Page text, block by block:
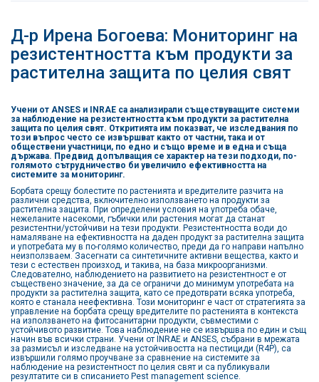
Д-р Ирена Богоева: Мониторинг на
резистентността към продукти за
растителна защита по целия свят
Учени от ANSES и INRAE са анализирали съществуващите системи
за наблюдение на резистентността към продукти за растителна
защита по целия свят. Откритията им показват, че изследвания по
този въпрос често се извършват както от частни, така и от
обществени участници, по едно и също време и в една и съща
държава. Предвид допълващия се характер на тези подходи, по-
голямото сътрудничество би увеличило ефективността на
системите за мониторинг.
Борбата срещу болестите по растенията и вредителите разчита на
различни средства, включително използването на продукти за
растителна защита. При определени условия на употреба обаче,
нежеланите насекоми, гъбички или растения могат да станат
резистентни/устойчиви на тези продукти. Резистентността води до
намаляване на ефективността на даден продукт за растителна защита
и употребата му в по-голямо количество, преди да го направи напълно
неизползваем. Засегнати са синтетичните активни вещества, както и
тези с естествен произход, и такива, на база микроорганизми.
Следователно, наблюдението на развитието на резистентност е от
съществено значение, за да се ограничи до минимум употребата на
продукти за растителна защита, като се предотврати всяка употреба,
която е станала неефективна. Този мониторинг е част от стратегията за
управление на борбата срещу вредителите по растенията в контекста
на използването на фитосанитарни продукти, съвместими с
устойчивото развитие. Това наблюдение не се извършва по един и същ
начин във всички страни. Учени от INRAE и ANSES, събрани в мрежата
за размисъл и изследване на устойчивостта на пестициди (R4P), са
извършили голямо проучване за сравнение на системите за
наблюдение на резистентност по целия свят и са публикували
резултатите си в списанието Pest management science.